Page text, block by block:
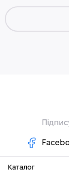
Каталог